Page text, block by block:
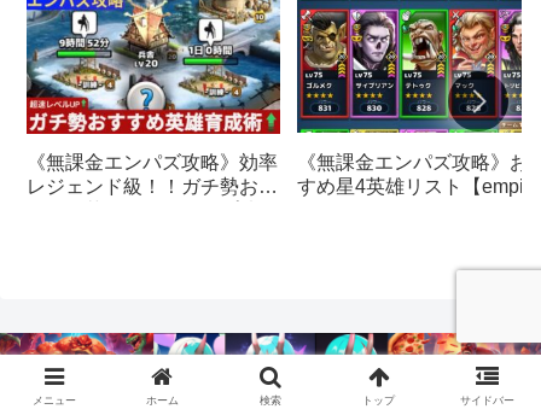
《無課金エンパズ攻略》効率
レジェンド級！！ガチ勢おす
《無課金エンパズ攻略》お
すめ星4英雄リスト【
メニュー ホーム 検索 トップ サイドバー